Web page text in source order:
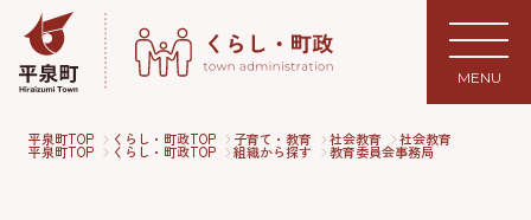
MENU
平泉町TOP くらし・町政TOP 子育て・教育 社会教育 社会教育
平泉町TOP くらし・町政TOP 組織から探す 教育委員会事務局